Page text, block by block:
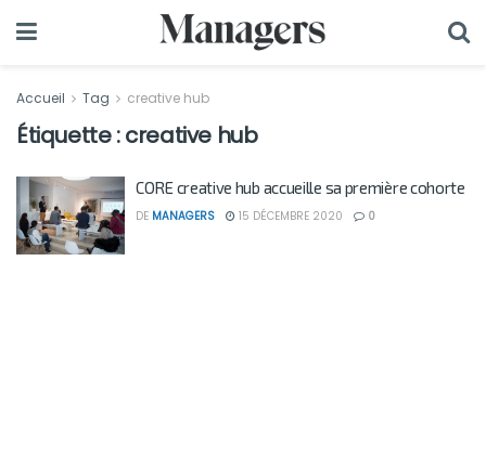
Accueil Tag creative hub
Étiquette :creative hub
CORE creative hub accueille sa première cohorte
DE MANAGERS 15 DÉCEMBRE 2020 0